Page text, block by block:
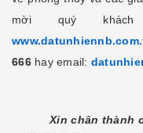
mời quý
666hay email:
Xin chân thành